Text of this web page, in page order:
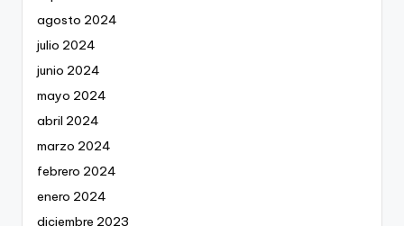
agosto 2024
julio 2024
junio 2024
mayo 2024
abril 2024
marzo 2024
febrero 2024
enero 2024
diciembre 2023